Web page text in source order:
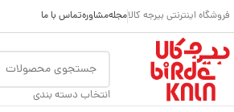
فروشگاه اینترنتی بیرجه کالامجلهمشاورهتماس با ما
انتخاب دسته بندی